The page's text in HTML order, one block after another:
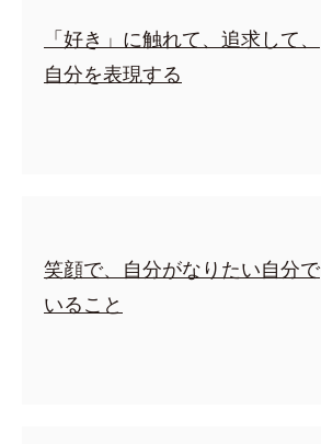
「好き」に触れて、追求して、
自分を表現する
笑顔で、自分がなりたい自分で
いること